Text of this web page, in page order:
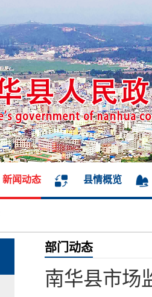
新闻动态 县情概览
部门动态
南华县市场